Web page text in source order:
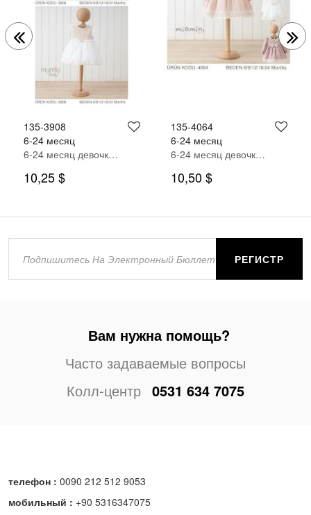
135-3908
6-24 месяц
6-24 месяц девочка ОДЕВАТЬСЯ
10,25 $
135-4064
6-24 месяц
6-24 месяц девочка ОДЕВАТЬСЯ
10,50 $
РЕГИСТР
Вам нужна помощь?
Часто задаваемые вопросы
Колл-центр 0531 634 7075
телефон : 0090 212 512 9053
мобильный : +90 5316347075